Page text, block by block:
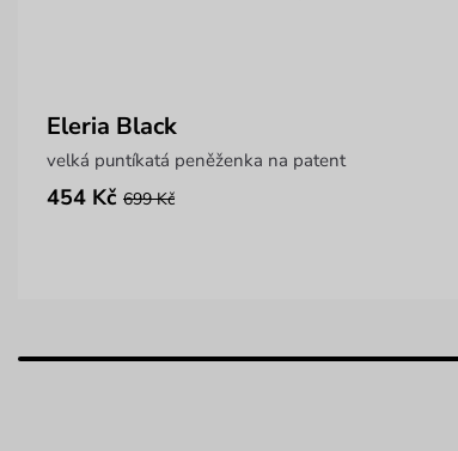
Eleria Black
velká puntíkatá peněženka na patent
454 Kč 699 Kč